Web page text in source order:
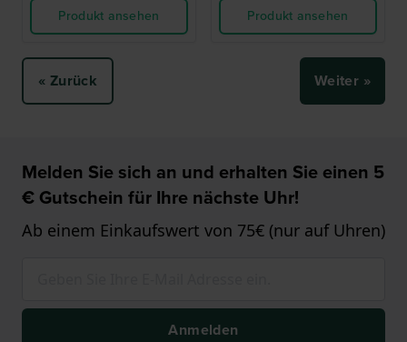
Produkt ansehen
Produkt ansehen
« Zurück Weiter »
Melden Sie sich an und erhalten Sie einen 5
€ Gutschein für Ihre nächste Uhr!
Ab einem Einkaufswert von 75€ (nur auf Uhren)
Anmelden